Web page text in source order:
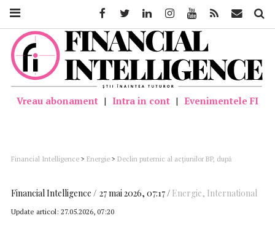
Vreau abonament | Intra in cont | Evenimentele FI
Financial Intelligence > Energie > Declin puternic al acţiunilor BP, după
Financial Intelligence 27 mai 2026, 07:17 Energie, International
Update articol: 27.05.2026, 07:20
FacebookTwitter LinkedinInstagramYoutube Feed Mail